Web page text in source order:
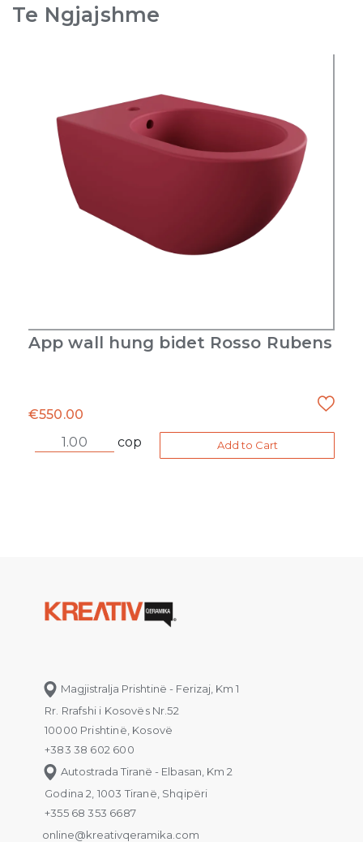
Te Ngjajshme
App wall hung bidet Rosso Rubens
€550.00
cop
Add to Cart
Magjistralja Prishtinë - Ferizaj, Km 1
Rr. Rrafshi i Kosovës Nr.52
10000 Prishtinë, Kosovë
+383 38 602 600
Autostrada Tiranë - Elbasan, Km 2
Godina 2, 1003 Tiranë, Shqipëri
+355 68 353 6687
online@kreativqeramika.com